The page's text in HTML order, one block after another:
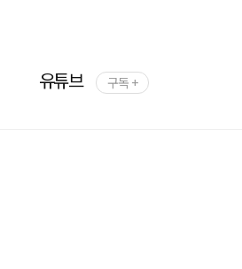
유튜브 구독 +